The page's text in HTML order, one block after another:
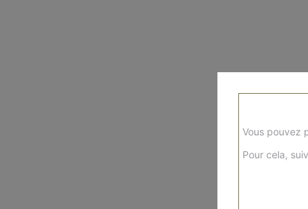
Vous pouvez
Pour cela,